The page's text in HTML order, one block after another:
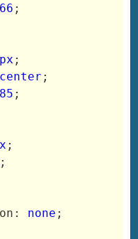
;
;
center ;
;
;
;
none ;